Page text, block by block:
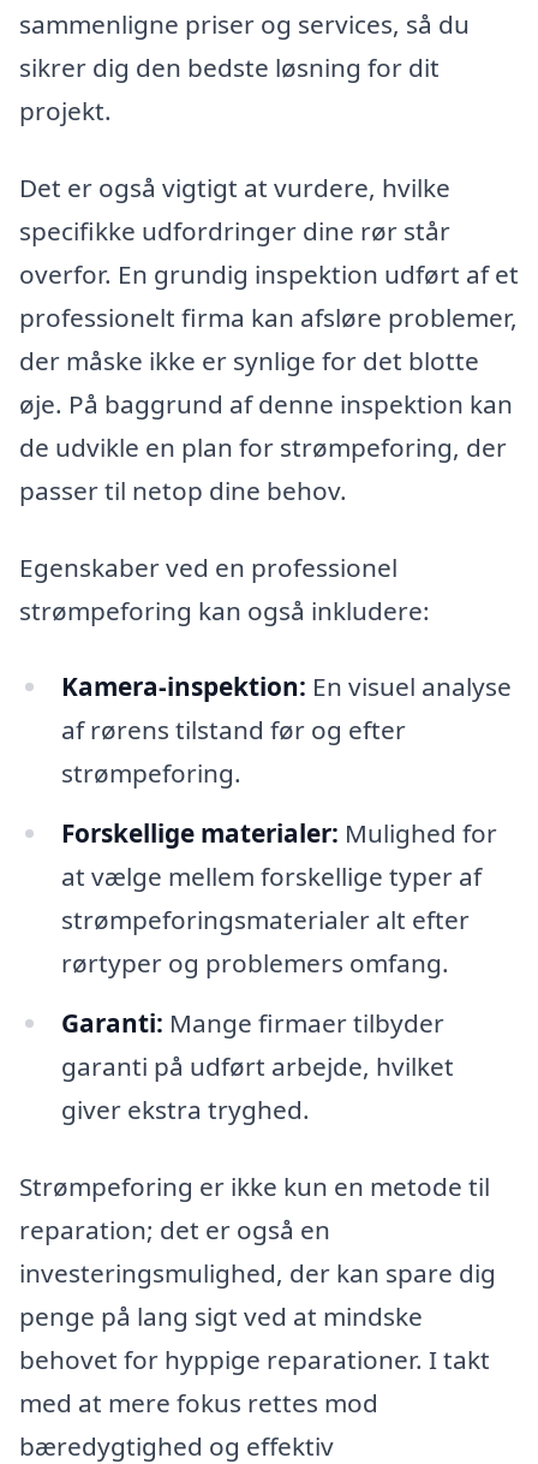
sammenligne priser og services, så du
sikrer dig den bedste løsning for dit
projekt.
Det er også vigtigt at vurdere, hvilke
specifikke udfordringer dine rør står
overfor. En grundig inspektion udført af et
professionelt firma kan afsløre problemer,
der måske ikke er synlige for det blotte
øje. På baggrund af denne inspektion kan
de udvikle en plan for strømpeforing, der
passer til netop dine behov.
Egenskaber ved en professionel
strømpeforing kan også inkludere:
Kamera-inspektion: En visuel analyse
af rørens tilstand før og efter
strømpeforing.
Forskellige materialer: Mulighed for
at vælge mellem forskellige typer af
strømpeforingsmaterialer alt efter
rørtyper og problemers omfang.
Garanti: Mange firmaer tilbyder
garanti på udført arbejde, hvilket
giver ekstra tryghed.
Strømpeforing er ikke kun en metode til
reparation; det er også en
investeringsmulighed, der kan spare dig
penge på lang sigt ved at mindske
behovet for hyppige reparationer. I takt
med at mere fokus rettes mod
bæredygtighed og effektiv